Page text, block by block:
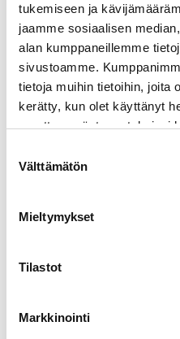
tukemiseen ja
jaamme sosiaalisen
alan kumppaneillemme
sivustoamme.
tietoja muihin tietoihin, joita
kerätty, kun olet käyttänyt
muuttaa evästeasetuksiesi
valinta
Välttämätön
Mieltymykset
Tilastot
Markkinointi
Lue lisää
USEITA VARUSTAMOITA
Romanttinen
risteillen
Oletko koskaan
Risteily on ihana tapa
Romantiikka